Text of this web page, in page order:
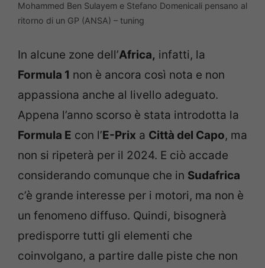
Mohammed Ben Sulayem e Stefano Domenicali pensano al
ritorno di un GP (ANSA) – tuning
In alcune zone dell’Africa, infatti, la
Formula 1 non è ancora così nota e non
appassiona anche al livello adeguato.
Appena l’anno scorso è stata introdotta la
Formula E con l’E-Prix a Città del Capo, ma
non si ripeterà per il 2024. E ciò accade
considerando comunque che in Sudafrica
c’è grande interesse per i motori, ma non è
un fenomeno diffuso. Quindi, bisognerà
predisporre tutti gli elementi che
coinvolgano, a partire dalle piste che non